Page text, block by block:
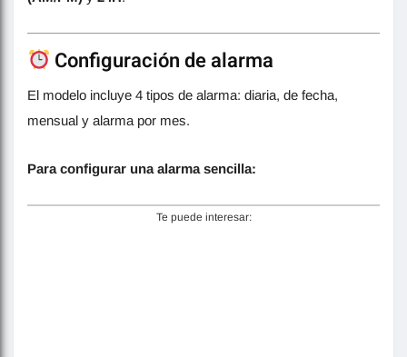
Configuración de alarma
El modelo incluye 4 tipos de alarma: diaria, de fecha,
mensual y alarma por mes.
Para configurar una alarma sencilla:
Te puede interesar: